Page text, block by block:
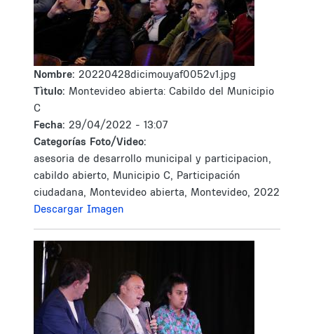
Nombre: 20220428dicimouyaf0052v1.jpg
Tìtulo: Montevideo abierta: Cabildo del Municipio
C
Fecha: 29/04/2022 - 13:07
Categorías Foto/Video:
asesoria de desarrollo municipal y participacion,
cabildo abierto, Municipio C, Participación
ciudadana, Montevideo abierta, Montevideo, 2022
Descargar Imagen